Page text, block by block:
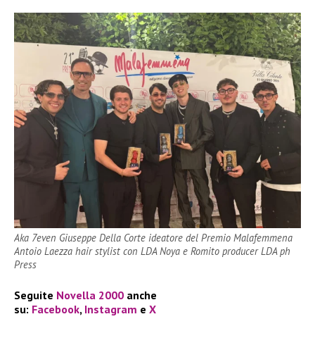
Aka 7even Giuseppe Della Corte ideatore del Premio Malafemmena
Antoio Laezza hair stylist con LDA Noya e Romito producer LDA ph
Press
Seguite Novella 2000 anche
su: Facebook, Instagram e X